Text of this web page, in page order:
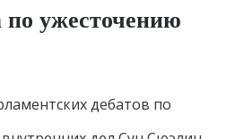
ужесточению
дебатов по